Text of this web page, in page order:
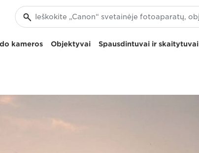
kameros Objektyvai Spausdintuvai ir skaitytuvai